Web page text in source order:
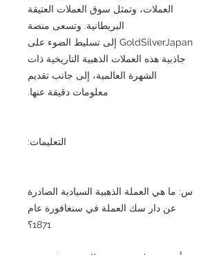
العملات، وتمثل سوق العملات العتيقة
البريطانية. وتسعى منصة
GoldSilverJapan إلى تسليط الضوء على
جاذبية هذه العملات الذهبية التاريخية ذات
الشهرة العالمية، إلى جانب تقديم
معلومات دقيقة عنها.
التعليمات:
س: ما هي العملة الذهبية السيادية الصادرة
عن دار سك العملة في سنغافورة عام
1871؟